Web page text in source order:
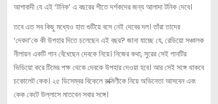
আশাবাদী যে এই ‘টনিক’ এ বছরের শীতে দর্শকদের জন্য আলাদা টনিক দেবে।
তবে এত সব কিছু মধ্যেও হাত গুটিয়ে বসে নেই দেবের দল। তাঁরা তাদের
‘দেবদা’কে কী উপহার দিতে চলেছেন এই বছর? জানা যাচ্ছে যে, রেডিয়ো সঞ্চালক
নীলায়ন একটি গান বেঁধেছেন দেবকে নিয়ে। নিজের কথা, সুরের সেই গানটির
ভিডিয়ো করে টিমের পক্ষ থেকে দেবকে উপহার দেওয়া হবে। আর সেই সঙ্গে থাকবে
চকোলেট কেক। ২৫ ডিসেম্বর বিকেলে রুক্মিণীকে নিয়ে অভিনেতা আসবেন এবং
কেক কেটে উল্লাসে মাতবেন সবার সঙ্গে।